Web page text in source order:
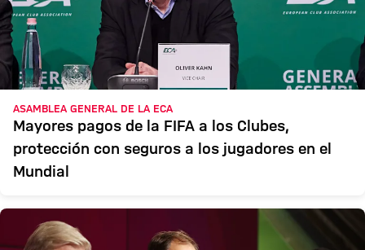
ASAMBLEA GENERAL DE LA ECA
Mayores pagos de la FIFA a los Clubes,
protección con seguros a los jugadores en el
Mundial